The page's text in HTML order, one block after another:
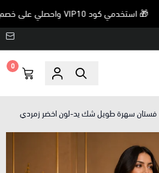
🎁 استخدمي كود VIP10 واحصلي على خصم 10% على جميع المنتجات غير المخفضة ✨
0
فستان سهرة طويل شك يد-لون اخضر زمردي